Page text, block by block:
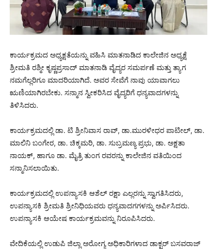
ಕಾರ್ಯಕ್ರಮದ ಅಧ್ಯಕ್ಷತೆಯನ್ನು ವಹಿಸಿ ಮಾತನಾಡಿದ ಕಾಲೇಜಿನ ಅಧ್ಯಕ್ಷೆ
ಶ್ರೀಮತಿ ರಶ್ಮೀ ಕೃಷ್ಣಪ್ರಸಾದ್ ಮಾತನಾಡಿ ವೈದ್ಯರ ಸಮರ್ಪಣೆ ಮತ್ತು ತ್ಯಾಗ
ನಮಗೆಲ್ಲರಿಗೂ ಮಾದರಿಯಾಗಿದೆ. ಅವರ ಸೇವೆಗೆ ನಾವು ಯಾವಾಗಲು
ಋಣಿಯಾಗಿರಬೇಕು. ಸನ್ಮಾನ ಸ್ವೀಕರಿಸಿದ ವೈದ್ಯರಿಗೆ ಧನ್ಯವಾದಗಳನ್ನು
ತಿಳಿಸಿದರು.
ಕಾರ್ಯಕ್ರಮದಲ್ಲಿ ಡಾ. ಟಿ ಶ್ರೀನಿವಾಸ ರಾವ್, ಡಾ.ಮುರಳೀಧರ ಪಾಟೀಲ್, ಡಾ.
ಮಾಲಿನಿ ಬಂಗೇರ, ಡಾ. ಚಿಕ್ಕಮರಿ, ಡಾ. ಸುಬ್ರಮಣ್ಯ ಪ್ರಭು, ಡಾ. ಅಕ್ಷತಾ
ನಾಯಕ್, ಹಾಗೂ ಡಾ. ಮೈತ್ರಿ ತುಂಗ ರವರನ್ನು ಕಾಲೇಜಿನ ವತಿಯಿಂದ
ಸನ್ಮಾನಿಸಲಾಯಿತು.
ಕಾರ್ಯಕ್ರಮದಲ್ಲಿ ಉಪನ್ಯಾಸಕಿ ಆಶೆಲ್ ರಕ್ಷಾ ಎಲ್ಲರನ್ನು ಸ್ವಾಗತಿಸಿದರು,
ಉಪನ್ಯಾಸಕಿ ಶ್ರೀಮತಿ ಶ್ರೀನಿಧಿಯವರು ಧನ್ಯವಾದಗಗಳನ್ನು ಅರ್ಪಿಸಿದರು.
ಉಪನ್ಯಾಸಕಿ ಆಯೇಷ ಕಾರ್ಯಕ್ರಮವನ್ನು ನಿರೂಪಿಸಿದರು.
ವೇದಿಕೆಯಲ್ಲಿ ಉಡುಪಿ ಜಿಲ್ಲಾ ಅರೋಗ್ಯ ಅಧಿಕಾರಿಗಳಾದ ಡಾಕ್ಟರ್ ಬಸವರಾಜ್